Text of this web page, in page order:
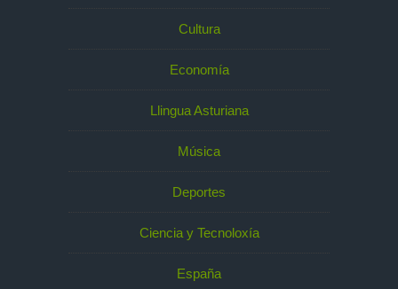
Cultura
Economía
Llingua Asturiana
Música
Deportes
Ciencia y Tecnoloxía
España